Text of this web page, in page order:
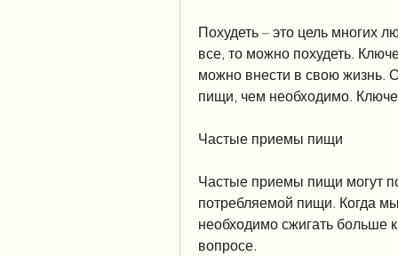
Похудеть – это цель многих
все, то можно похудеть.
можно внести в свою жизнь.
пищи, чем необходимо.
Частые приемы пищи
Частые приемы пищи могут
потребляемой пищи. Когда
необходимо сжигать больше
вопросе.